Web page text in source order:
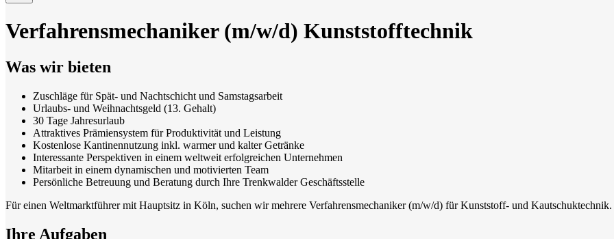
Verfahrensmechaniker (m/w/d) Kunststofftechnik
Was wir bieten
Zuschläge für Spät- und Nachtschicht und Samstagsarbeit
Urlaubs- und Weihnachtsgeld (13. Gehalt)
30 Tage Jahresurlaub
Attraktives Prämiensystem für Produktivität und Leistung
Kostenlose Kantinennutzung inkl. warmer und kalter Getränke
Interessante Perspektiven in einem weltweit erfolgreichen Unternehmen
Mitarbeit in einem dynamischen und motivierten Team
Persönliche Betreuung und Beratung durch Ihre Trenkwalder Geschäftsstelle
Für einen Weltmarktführer mit Hauptsitz in Köln, suchen wir mehrere Verfahrensmechaniker (m/w/d) für Kunststoff- und Kautschuktechnik.
Ihre Aufgaben